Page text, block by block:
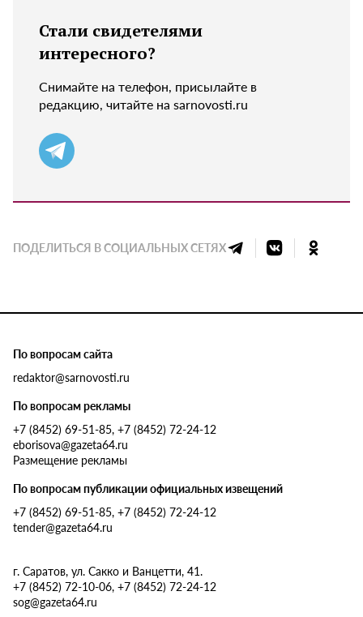
Стали свидетелями
интересного?
Снимайте на телефон, присылайте в
редакцию, читайте на sarnovosti.ru
ПОДЕЛИТЬСЯ В СОЦИАЛЬНЫХ СЕТЯХ
По вопросам сайта
redaktor@sarnovosti.ru
По вопросам рекламы
+7 (8452) 69-51-85, +7 (8452) 72-24-12
eborisova@gazeta64.ru
Размещение рекламы
По вопросам публикации официальных извещений
+7 (8452) 69-51-85, +7 (8452) 72-24-12
tender@gazeta64.ru
г. Саратов, ул. Сакко и Ванцетти, 41.
+7 (8452) 72-10-06, +7 (8452) 72-24-12
sog@gazeta64.ru